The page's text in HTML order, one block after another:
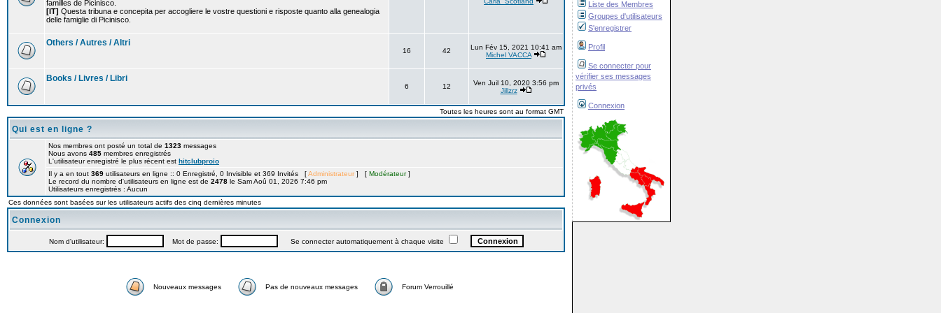
Liste des Membres
Groupes d'utilisateurs
S'enregistrer
Profil
Se connecter pour
vérifier ses messages
privés
Connexion
familles de Picinisco.
[IT] Questa tribuna e concepita per accogliere le vostre questioni e risposte quanto alla genealogia
delle famiglie di Picinisco.
Others / Autres / Altri
16 42
Lun Fév 15, 2021 10:41 am
Michel VACCA
Books / Livres / Libri
6 12
Ven Juil 10, 2020 3:56 pm
Jillzrz
Toutes les heures sont au format GMT
Qui est en ligne ?
Nos membres ont posté un total de 1323 messages
Nous avons 485 membres enregistrés
L'utilisateur enregistré le plus récent est hitclubproio
Il y a en tout 369 utilisateurs en ligne :: 0 Enregistré, 0 Invisible et 369 Invités [Administrateur ] [ Modérateur]
Le record du nombre d'utilisateurs en ligne est de 2478 le Sam Aoû 01, 2026 7:46 pm
Utilisateurs enregistrés : Aucun
Ces données sont basées sur les utilisateurs actifs des cinq dernières minutes
Connexion
Nom d'utilisateur: Mot de passe: Se connecter automatiquement à chaque visite
Nouveaux messages Pas de nouveaux messages Forum Verrouillé